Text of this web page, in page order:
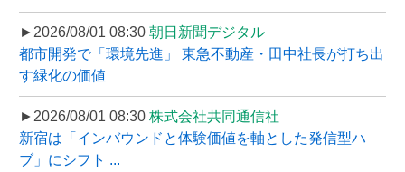
►2026/08/01 08:30 朝日新聞デジタル
都市開発で「環境先進」 東急不動産・田中社長が打ち出
す緑化の価値
►2026/08/01 08:30 株式会社共同通信社
新宿は「インバウンドと体験価値を軸とした発信型ハ
ブ」にシフト ...